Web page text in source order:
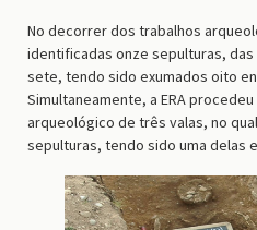
No decorrer dos trabalhos
identificadas onze sepulturas,
sete, tendo sido exumados oito
Simultaneamente, a ERA
arqueológico de três valas, no
sepulturas, tendo sido uma delas